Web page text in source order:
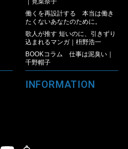
働くを再設計する 本当は働き
たくないあなたのために。
歌人が推す 短いのに、引きずり
込まれるマンガ｜枡野浩一
BOOKコラム 仕事は泥臭い｜
千野帽子
INFORMATION